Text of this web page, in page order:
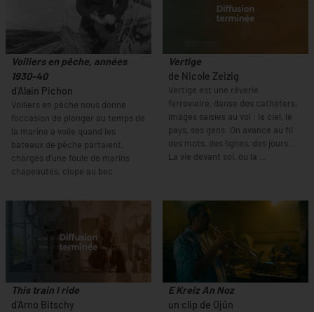
Voiliers en pêche, années
1930-40
d'Alain Pichon
Voiliers en pêche nous donne
l’occasion de plonger au temps de
la marine à voile quand les
bateaux de pêche partaient,
chargés d’une foule de marins
chapeautés, clope au bec
Vertige
de Nicole Zeizig
Vertige est une rêverie
ferroviaire, danse des cathéters,
images saisies au vol : le ciel, le
pays, ses gens. On avance au fil
des mots, des lignes, des jours...
La vie devant soi, ou la …
This train I ride
d'Arno Bitschy
E Kreiz An Noz
un clip de Ojûn